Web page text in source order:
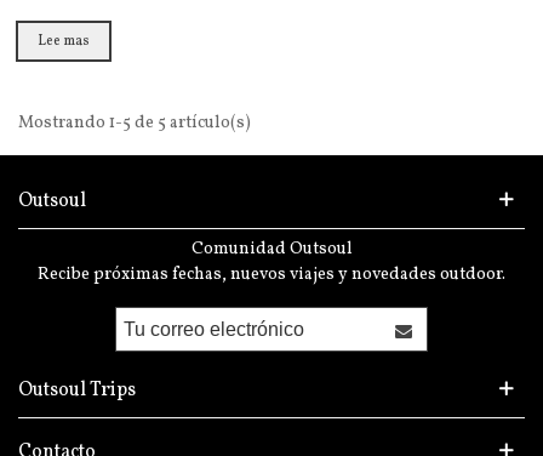
Lee mas
Mostrando 1-5 de 5 artículo(s)
Outsoul
Comunidad Outsoul
Recibe próximas fechas, nuevos viajes y novedades outdoor.
Outsoul Trips